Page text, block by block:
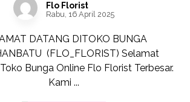
Flo Florist
Rabu, 16 April 2025
DATANG DITOKO BUNGA
(FLO_FLORIST) Selamat
Bunga Online Flo Florist Terbesar.
Kami ...